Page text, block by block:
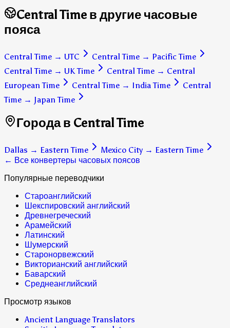
Central Time в другие часовые
пояса
Central Time → UTC Central Time → Pacific Time
Central Time → UK Time Central Time → Central
European Time
Central Time → India Time
Central
Time → Japan Time
Города в Central Time
Dallas → Eastern Time Mexico City → Eastern Time
← Все конвертеры часовых поясов
Популярные переводчики
Староанглийский
Шекспировский английский
Древнегреческий
Арамейский
Латинский
Шумерский
Старонорвежский
Викторианский английский
Баварский
Среднеанглийский
Просмотр языков
Ancient Language Translators